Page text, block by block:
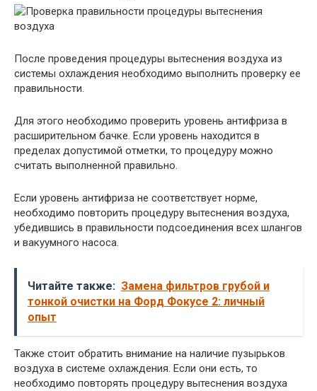
После проведения процедуры вытеснения воздуха из
системы охлаждения необходимо выполнить проверку ее
правильности.
Для этого необходимо проверить уровень антифриза в
расширительном бачке. Если уровень находится в
пределах допустимой отметки, то процедуру можно
считать выполненной правильно.
Если уровень антифриза не соответствует норме,
необходимо повторить процедуру вытеснения воздуха,
убедившись в правильности подсоединения всех шлангов
и вакуумного насоса.
Читайте также: Замена фильтров грубой и
тонкой очистки на Форд Фокусе 2: личный
опыт
Также стоит обратить внимание на наличие пузырьков
воздуха в системе охлаждения. Если они есть, то
необходимо повторять процедуру вытеснения воздуха